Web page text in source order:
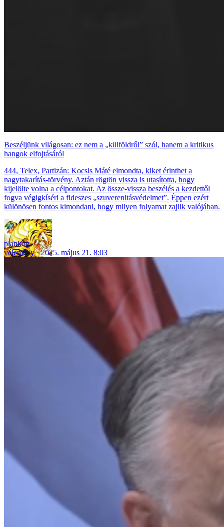
Beszéljünk világosan: ez nem a „külföldről” szól, hanem a kritikus
hangok elfojtásáról
444, Telex, Partizán: Kocsis Máté elmondta, kiket érinthet a
nagytakarítás-törvény. Aztán rögtön vissza is utasította, hogy
kijelölte volna a célpontokat. Az össze-vissza beszélés a kezdettől
fogva végigkíséri a fideszes „szuverenitásvédelmet”. Éppen ezért
különösen fontos kimondani, hogy milyen folyamat zajlik valójában.
plankog
vélemény
2025. május 21. 8:03